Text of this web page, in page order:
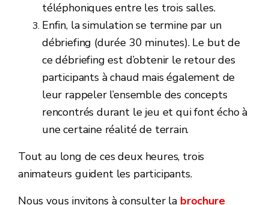
téléphoniques entre les trois salles.
Enfin, la simulation se termine par un
débriefing (durée 30 minutes). Le but de
ce débriefing est d’obtenir le retour des
participants à chaud mais également de
leur rappeler l’ensemble des concepts
rencontrés durant le jeu et qui font écho à
une certaine réalité de terrain.
Tout au long de ces deux heures, trois
animateurs guident les participants.
Nous vous invitons à consulter la brochure